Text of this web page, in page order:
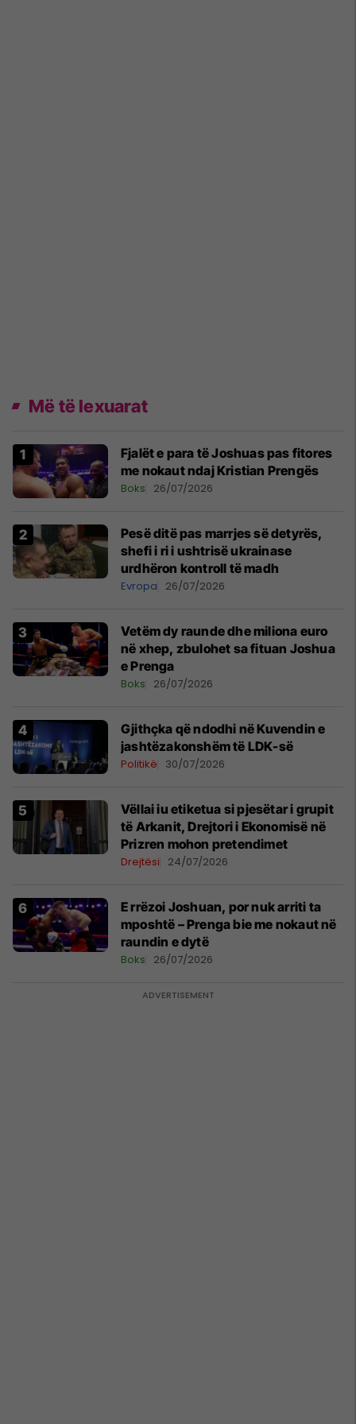
Më të lexuarat
Fjalët e para të Joshuas pas fitores
me nokaut ndaj Kristian Prengës
Boks 26/07/2026
Pesë ditë pas marrjes së detyrës,
shefi i ri i ushtrisë ukrainase
urdhëron kontroll të madh
Evropa 26/07/2026
Vetëm dy raunde dhe miliona euro
në xhep, zbulohet sa fituan Joshua
e Prenga
Boks 26/07/2026
Gjithçka që ndodhi në Kuvendin e
jashtëzakonshëm të LDK-së
Politikë 30/07/2026
Vëllai iu etiketua si pjesëtar i grupit
të Arkanit, Drejtori i Ekonomisë në
Prizren mohon pretendimet
Drejtësi 24/07/2026
E rrëzoi Joshuan, por nuk arriti ta
mposhtë – Prenga bie me nokaut në
raundin e dytë
Boks 26/07/2026